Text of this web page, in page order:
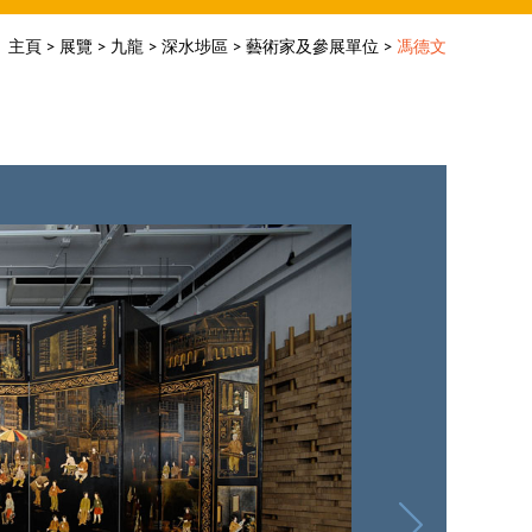
主頁 > 展覽 > 九龍 > 深水埗區 > 藝術家及參展單位 > 馮德文